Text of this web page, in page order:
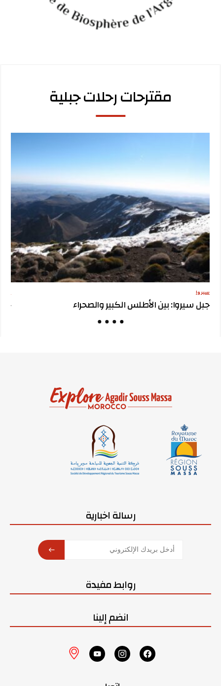
مقترحات رحلات جبلية
سيروا
جبل سيروا: بين الأطلس الكبير والصحراء
رسالة اخبارية
روابط مفيدة
انضم إلينا